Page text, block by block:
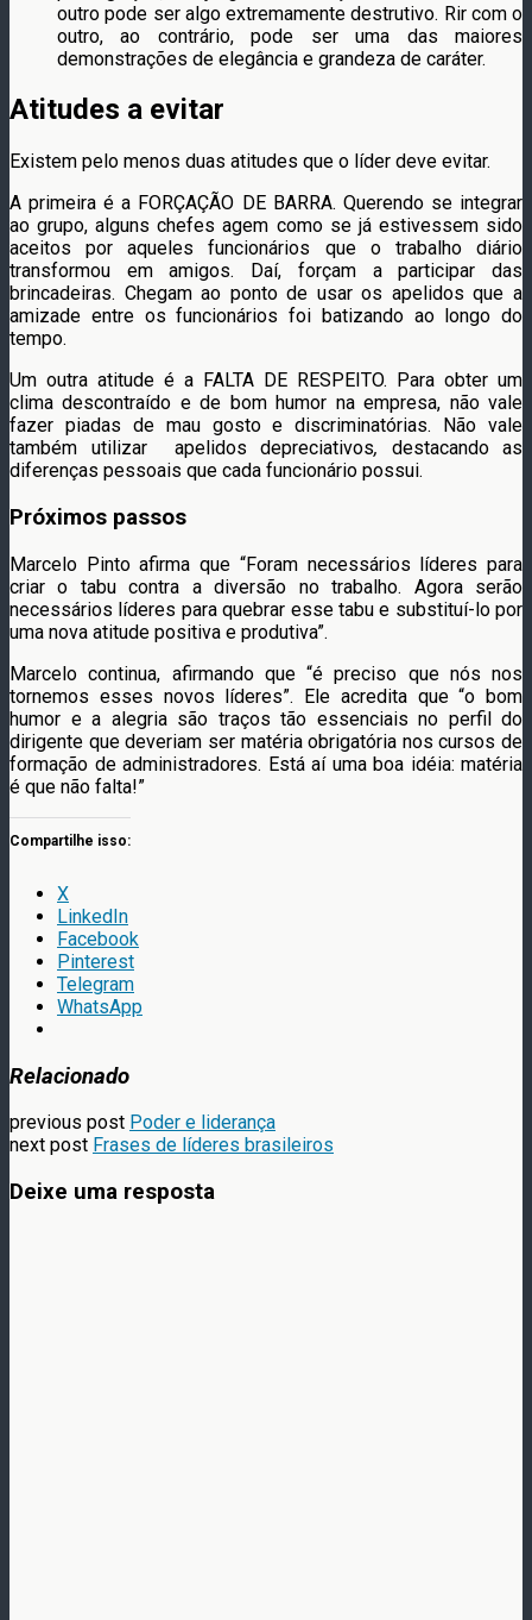
outro pode ser algo extremamente destrutivo. Rir com o
outro, ao contrário, pode ser uma das maiores
demonstrações de elegância e grandeza de caráter.
Atitudes a evitar
Existem pelo menos duas atitudes que o líder deve evitar.
A primeira é a FORÇAÇÃO DE BARRA. Querendo se integrar
ao grupo, alguns chefes agem como se já estivessem sido
aceitos por aqueles funcionários que o trabalho diário
transformou em amigos. Daí, forçam a participar das
brincadeiras. Chegam ao ponto de usar os apelidos que a
amizade entre os funcionários foi batizando ao longo do
tempo.
Um outra atitude é a FALTA DE RESPEITO. Para obter um
clima descontraído e de bom humor na empresa, não vale
fazer piadas de mau gosto e discriminatórias. Não vale
também utilizar apelidos depreciativos, destacando as
diferenças pessoais que cada funcionário possui.
Próximos passos
Marcelo Pinto afirma que “Foram necessários líderes para
criar o tabu contra a diversão no trabalho. Agora serão
necessários líderes para quebrar esse tabu e substituí-lo por
uma nova atitude positiva e produtiva”.
Marcelo continua, afirmando que “é preciso que nós nos
tornemos esses novos líderes”. Ele acredita que “o bom
humor e a alegria são traços tão essenciais no perfil do
dirigente que deveriam ser matéria obrigatória nos cursos de
formação de administradores. Está aí uma boa idéia: matéria
é que não falta!”
Compartilhe isso:
X
LinkedIn
Facebook
Pinterest
Telegram
WhatsApp
Relacionado
previous post Poder e liderança
next post Frases de líderes brasileiros
Deixe uma resposta